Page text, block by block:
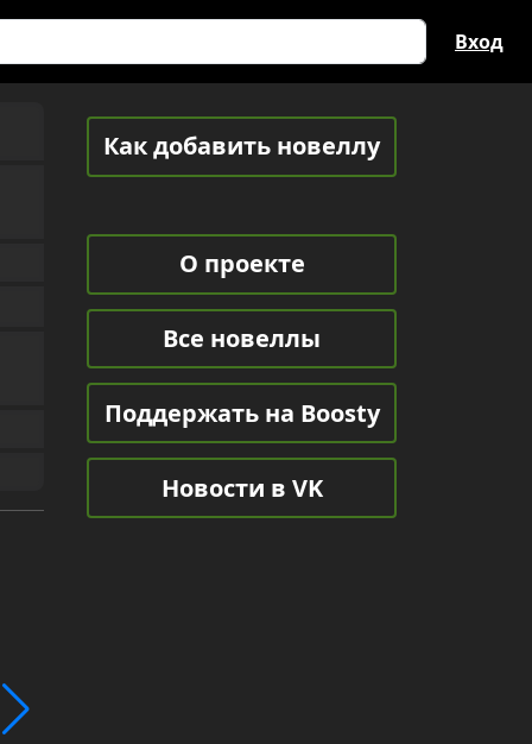
Вход
Как добавить новеллу
О проекте
Все новеллы
Поддержать на Boosty
Новости в VK